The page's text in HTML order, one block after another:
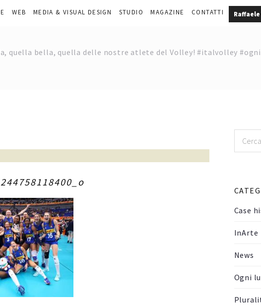
WEB MEDIA & VISUAL DESIGN STUDIO MAGAZINE CONTATTI
quella bella, quella delle nostre atlete del Volley! #italvolley
per:
Case
InArte
News
Ogni